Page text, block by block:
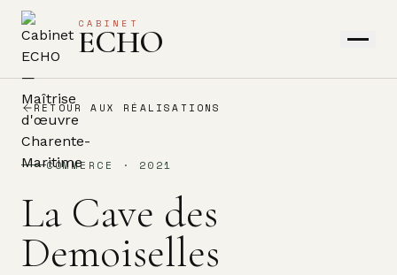
CABINET
ECHO
RETOUR AUX RÉALISATIONS
COMMERCE · 2021
La Cave des
Demoiselles